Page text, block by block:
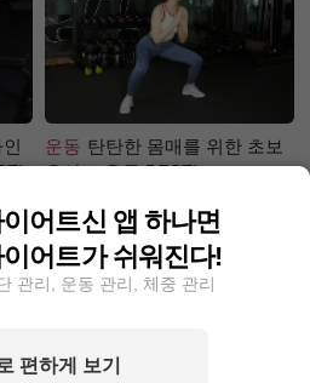
운동 탄탄한 몸매를 위한 초보
유산소 운동 BEST!
이어트신 앱 하나면
이어트가 쉬워진다!
관리, 운동 관리, 체중 관리
편하게 보기